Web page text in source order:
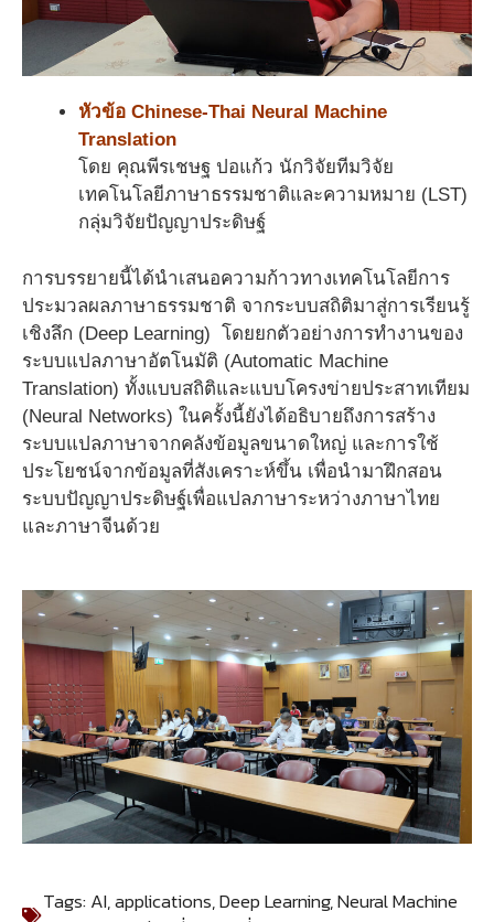
หัวข้อ Chinese-Thai Neural Machine
Translation
โดย คุณพีรเชษฐ ปอแก้ว นักวิจัยทีมวิจัย
เทคโนโลยีภาษาธรรมชาติและความหมาย (LST)
กลุ่มวิจัยปัญญาประดิษฐ์
การบรรยายนี้ได้นำเสนอความก้าวทางเทคโนโลยีการ
ประมวลผลภาษาธรรมชาติ จากระบบสถิติมาสู่การเรียนรู้
เชิงลึก (Deep Learning) โดยยกตัวอย่างการทำงานของ
ระบบแปลภาษาอัตโนมัติ (Automatic Machine
Translation) ทั้งแบบสถิติและแบบโครงข่ายประสาทเทียม
(Neural Networks) ในครั้งนี้ยังได้อธิบายถึงการสร้าง
ระบบแปลภาษาจากคลังข้อมูลขนาดใหญ่ และการใช้
ประโยชน์จากข้อมูลที่สังเคราะห์ขึ้น เพื่อนำมาฝึกสอน
ระบบปัญญาประดิษฐ์เพื่อแปลภาษาระหว่างภาษาไทย
และภาษาจีนด้วย
Tags:AI,applications,Deep Learning,Neural Machine